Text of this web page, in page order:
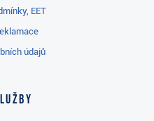
EET
údajů